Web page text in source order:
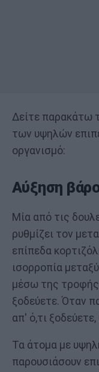
Δείτε παρακάτω
των υψηλών
οργανισμό:
Αύξηση
Μία από τις
ρυθμίζει τον
επίπεδα
ισορροπία
μέσω της τροφής
ξοδεύετε. Όταν
απ' ό,τι
Τα άτομα με
παρουσιάσουν